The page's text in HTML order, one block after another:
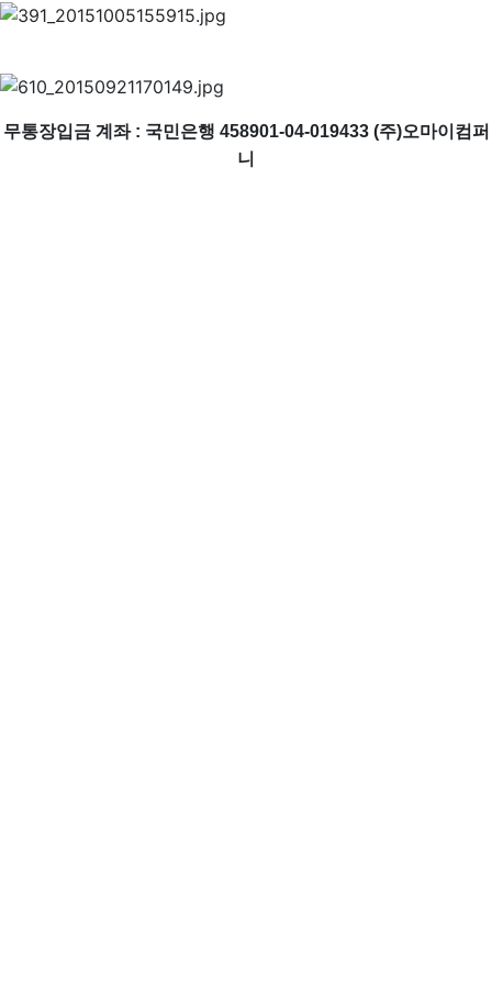
무통장입금 계좌 : 국민은행 458901-04-019433 (주)오마이컴퍼
니